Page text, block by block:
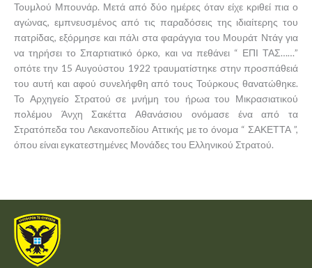
Τουμλού Μπουνάρ. Μετά από δύο ημέρες όταν είχε κριθεί πια ο
αγώνας, εμπνευσμένος από τις παραδόσεις της ιδιαίτερης του
πατρίδας, εξόρμησε και πάλι στα φαράγγια του Μουράτ Ντάγ για
να τηρήσει το Σπαρτιατικό όρκο, και να πεθάνει “ ΕΠΙ ΤΑΣ……”
οπότε την 15 Αυγούστου 1922 τραυματίστηκε στην προσπάθειά
του αυτή και αφού συνελήφθη από τους Τούρκους θανατώθηκε.
Το Αρχηγείο Στρατού σε μνήμη του ήρωα του Μικρασιατικού
πολέμου Άνχη Σακέττα Αθανάσιου ονόμασε ένα από τα
Στρατόπεδα του Λεκανοπεδίου Αττικής με το όνομα “ ΣΑΚΕΤΤΑ ”,
όπου είναι εγκατεστημένες Μονάδες του Ελληνικού Στρατού.